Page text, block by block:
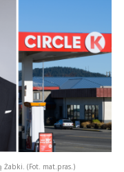
Żabki. (Fot. mat.pras.)